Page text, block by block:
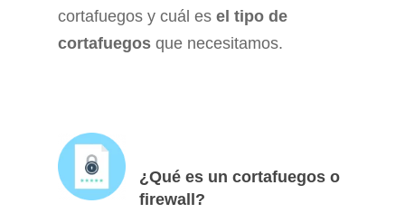
cortafuegos y cuál es el tipo de
cortafuegos que necesitamos.
¿Qué es un cortafuegos o
firewall?